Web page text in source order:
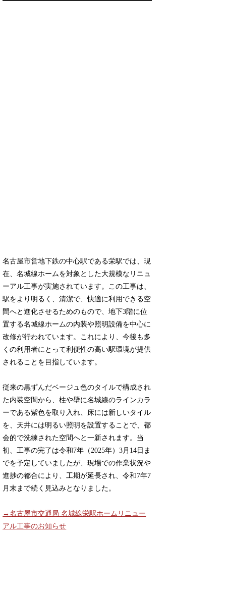
名古屋市営地下鉄の中心駅である栄駅では、現
在、名城線ホームを対象とした大規模なリニュ
ーアル工事が実施されています。この工事は、
駅をより明るく、清潔で、快適に利用できる空
間へと進化させるためのもので、地下3階に位
置する名城線ホームの内装や照明設備を中心に
改修が行われています。これにより、今後も多
くの利用者にとって利便性の高い駅環境が提供
されることを目指しています。
従来の黒ずんだベージュ色のタイルで構成され
た内装空間から、柱や壁に名城線のラインカラ
ーである紫色を取り入れ、床には新しいタイル
を、天井には明るい照明を設置することで、都
会的で洗練された空間へと一新されます。当
初、工事の完了は令和7年（2025年）3月14日ま
でを予定していましたが、現場での作業状況や
進捗の都合により、工期が延長され、令和7年7
月末まで続く見込みとなりました。
→名古屋市交通局 名城線栄駅ホームリニュー
アル工事のお知らせ